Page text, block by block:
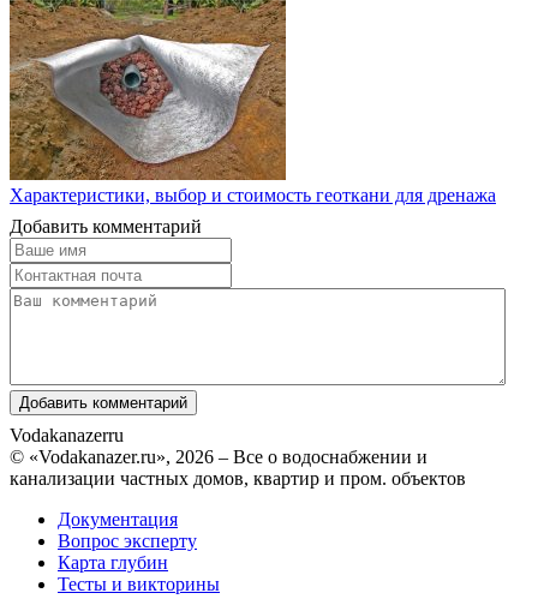
Характеристики, выбор и стоимость геоткани для дренажа
Добавить комментарий
Vodakanazerru
© «Vodakanazer.ru», 2026 – Все о водоснабжении и
канализации частных домов, квартир и пром. объектов
Документация
Вопрос эксперту
Карта глубин
Тесты и викторины